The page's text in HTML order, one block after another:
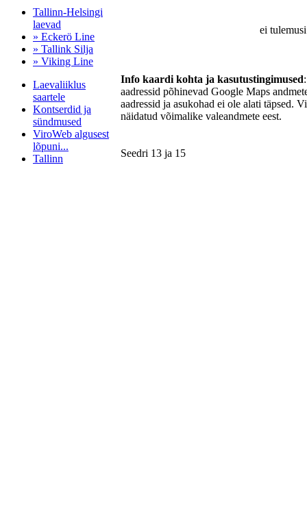
Tallinn-Helsingi
laevad
» Eckerö Line
» Tallink Silja
» Viking Line
Laevaliiklus
saartele
Kontserdid ja
sündmused
ViroWeb algusest
lõpuni...
Tallinn
ei
Info kaardi kohta ja kasutustingimused
aadressid põhinevad Google Maps
aadressid ja asukohad ei ole alati täpsed.
näidatud võimalike valeandmete eest.
Seedri 13 ja 15